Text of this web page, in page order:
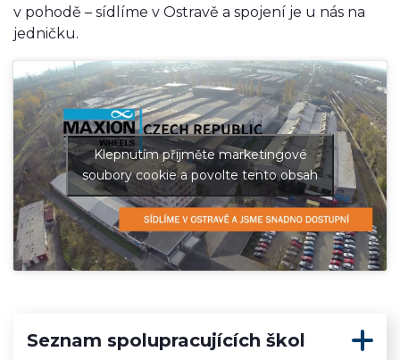
v pohodě – sídlíme v Ostravě a spojení je u nás na
jedničku.
Klepnutím přijměte marketingové
soubory cookie a povolte tento obsah
Seznam spolupracujících škol